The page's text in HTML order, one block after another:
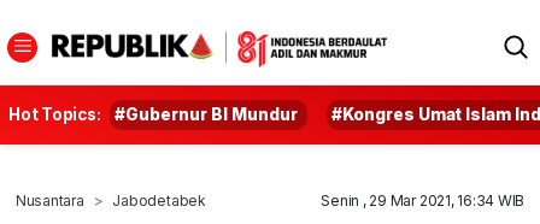
Hot Topics: #Gubernur BI Mundur #Kongres Umat Islam
Nusantara Jabodetabek Senin , 29 Mar 2021, 16:34 WIB